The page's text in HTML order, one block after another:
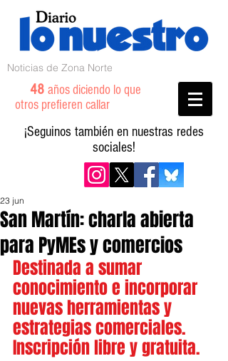
Noticias de Zona Norte
48 años diciendo lo que
otros prefieren callar
¡Seguinos también en nuestras redes
sociales!
San Martín: charla abierta
para PyMEs y comercios
23 jun
Destinada a sumar
conocimiento e incorporar
nuevas herramientas y
estrategias comerciales.
Inscripción libre y gratuita.